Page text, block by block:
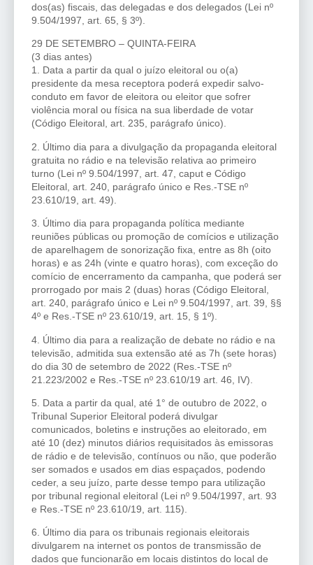
dos(as) fiscais, das delegadas e dos delegados (Lei nº
9.504/1997, art. 65, § 3º).
29 DE SETEMBRO – QUINTA-FEIRA
(3 dias antes)
1. Data a partir da qual o juízo eleitoral ou o(a)
presidente da mesa receptora poderá expedir salvo-
conduto em favor de eleitora ou eleitor que sofrer
violência moral ou física na sua liberdade de votar
(Código Eleitoral, art. 235, parágrafo único).
2. Último dia para a divulgação da propaganda eleitoral
gratuita no rádio e na televisão relativa ao primeiro
turno (Lei nº 9.504/1997, art. 47, caput e Código
Eleitoral, art. 240, parágrafo único e Res.-TSE nº
23.610/19, art. 49).
3. Último dia para propaganda política mediante
reuniões públicas ou promoção de comícios e utilização
de aparelhagem de sonorização fixa, entre as 8h (oito
horas) e as 24h (vinte e quatro horas), com exceção do
comício de encerramento da campanha, que poderá ser
prorrogado por mais 2 (duas) horas (Código Eleitoral,
art. 240, parágrafo único e Lei nº 9.504/1997, art. 39, §§
4º e Res.-TSE nº 23.610/19, art. 15, § 1º).
4. Último dia para a realização de debate no rádio e na
televisão, admitida sua extensão até as 7h (sete horas)
do dia 30 de setembro de 2022 (Res.-TSE nº
21.223/2002 e Res.-TSE nº 23.610/19 art. 46, IV).
5. Data a partir da qual, até 1° de outubro de 2022, o
Tribunal Superior Eleitoral poderá divulgar
comunicados, boletins e instruções ao eleitorado, em
até 10 (dez) minutos diários requisitados às emissoras
de rádio e de televisão, contínuos ou não, que poderão
ser somados e usados em dias espaçados, podendo
ceder, a seu juízo, parte desse tempo para utilização
por tribunal regional eleitoral (Lei nº 9.504/1997, art. 93
e Res.-TSE nº 23.610/19, art. 115).
6. Último dia para os tribunais regionais eleitorais
divulgarem na internet os pontos de transmissão de
dados que funcionarão em locais distintos do local de